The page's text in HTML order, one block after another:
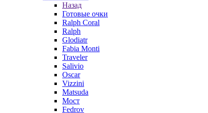
Назад
Готовые очки
Ralph Coral
Ralph
Glodiatr
Fabia Monti
Traveler
Salivio
Oscar
Vizzini
Matsuda
Мост
Fedrov